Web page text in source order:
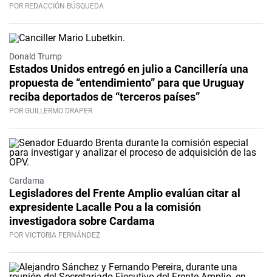
POR REDACCIÓN BÚSQUEDA
Donald Trump
Estados Unidos entregó en julio a Cancillería una
propuesta de “entendimiento” para que Uruguay
reciba deportados de “terceros países”
POR GUILLERMO DRAPER
Cardama
Legisladores del Frente Amplio evalúan citar al
expresidente Lacalle Pou a la comisión
investigadora sobre Cardama
POR VICTORIA FERNÁNDEZ